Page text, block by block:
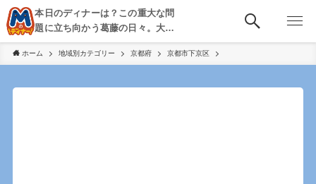
本日のディナーは？この重大な問
題に立ち向かう葛藤の日々。大
阪・京都・神戸を中心とした食べ
歩き、飲み歩きを綴る。
ホーム 地域別カテゴリー 京都府 京都市下京区